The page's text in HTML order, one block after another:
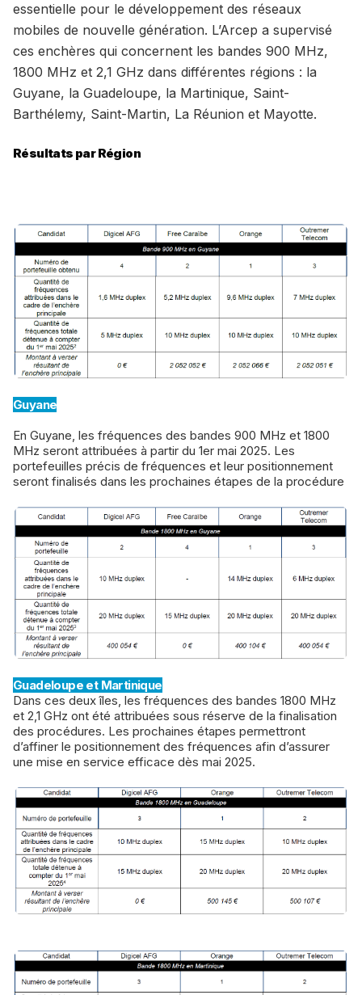
essentielle pour le développement des réseaux
mobiles de nouvelle génération. L’Arcep a supervisé
ces enchères qui concernent les bandes 900 MHz,
1800 MHz et 2,1 GHz dans différentes régions : la
Guyane, la Guadeloupe, la Martinique, Saint-
Barthélemy, Saint-Martin, La Réunion et Mayotte.
Résultats par Région
Guyane
En Guyane, les fréquences des bandes 900 MHz et 1800
MHz seront attribuées à partir du 1er mai 2025. Les
portefeuilles précis de fréquences et leur positionnement
seront finalisés dans les prochaines étapes de la procédure
Guadeloupe et Martinique
Dans ces deux îles, les fréquences des bandes 1800 MHz
et 2,1 GHz ont été attribuées sous réserve de la finalisation
des procédures. Les prochaines étapes permettront
d’affiner le positionnement des fréquences afin d’assurer
une mise en service efficace dès mai 2025.